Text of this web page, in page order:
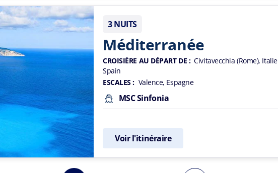
3 NUITS
Méditerranée
CROISIÈRE AU DÉPART DE : Civitavecchia (Rome), Italie
Spain
ESCALES : Valence, Espagne
MSC Sinfonia
Voir l'itinéraire